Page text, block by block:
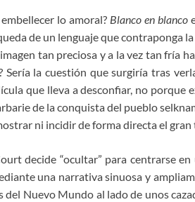
t
e
r
o
d
o
n
i
n
k
a
m
e
e
r
e
s
t
lo amoral? Blanco en blanco
de un lenguaje que contraponga
tan preciosa y a la vez tan fría
Sería la cuestión que surgiría tras
que lleva a desconfiar, no porque
de la conquista del pueblo
ni incidir de forma directa el
decide “ocultar” para centrarse
una narrativa sinuosa y
del Nuevo Mundo al lado de unos